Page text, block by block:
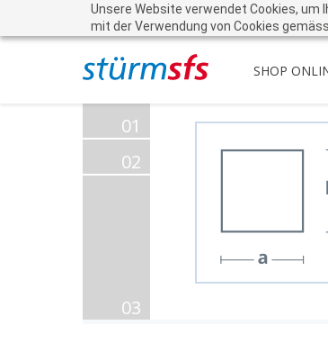
Unsere Website verwendet Cookies, um
mit der Verwendung von Cookies
SHOP
01
02
03